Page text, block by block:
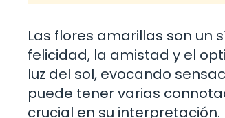
Las flores amarillas son un
felicidad, la amistad y el
luz del sol, evocando
puede tener varias
crucial en su interpretación.